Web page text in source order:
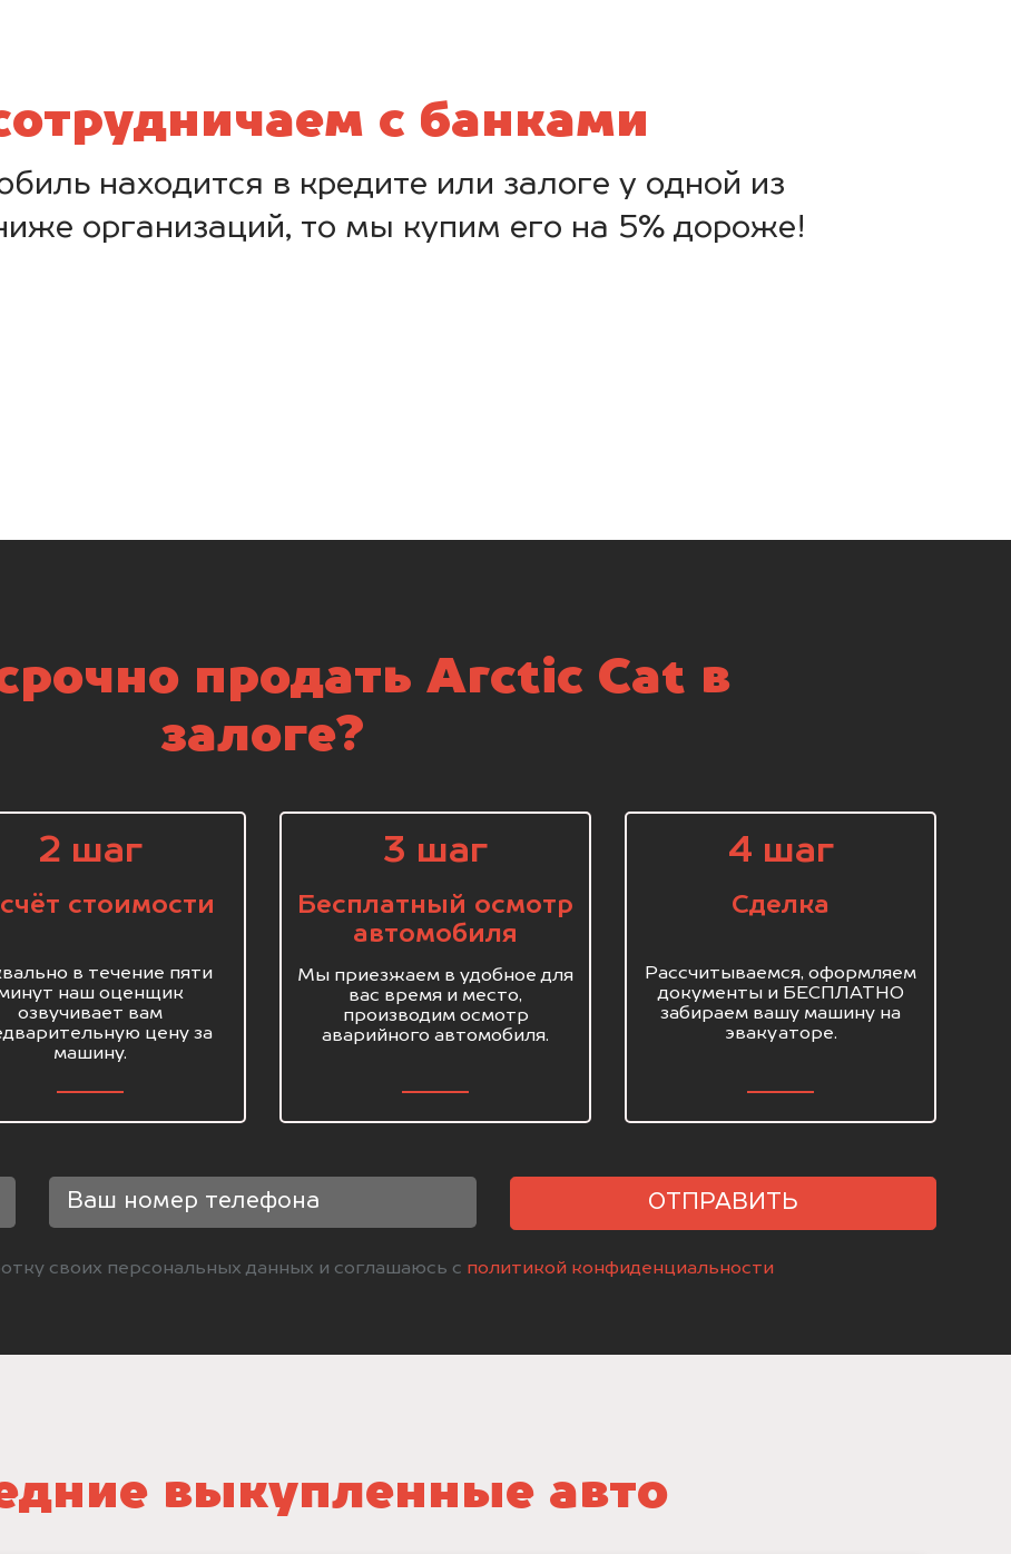
с банками
находится в кредите или залоге у одной из
организаций, то мы купим его на 5% дороже!
продать Arctic Cat в
залоге?
2 шаг
стоимости
в течение пяти
наш оценщик
озвучивает вам
цену за
машину.
3 шаг
Бесплатный осмотр
автомобиля
Мы приезжаем в удобное для
вас время и место,
производим осмотр
аварийного автомобиля.
4 шаг
Сделка
Рассчитываемся, оформляем
документы и БЕСПЛАТНО
забираем вашу машину на
эвакуаторе.
ОТПРАВИТЬ
своих персональных данных и соглашаюсь с политикой конфиденциальности
выкупленные авто